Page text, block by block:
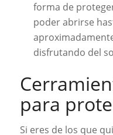
forma de
poder abrirse
disfrutando del
para
Si eres de los que